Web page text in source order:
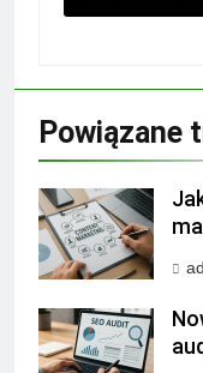
Powiązane